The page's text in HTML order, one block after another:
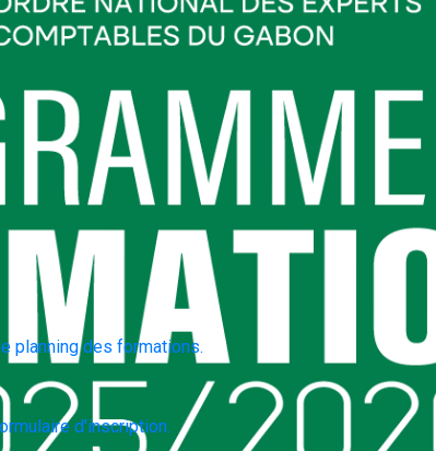
d'inscription.
planning des formations.